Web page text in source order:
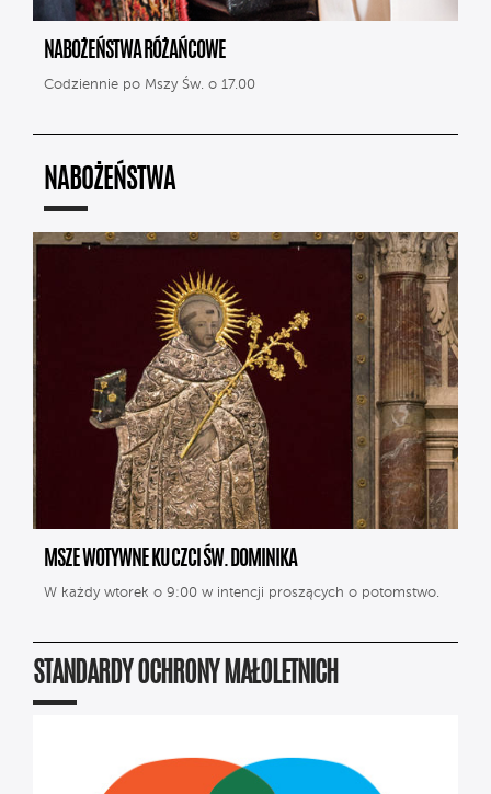
NABOŻEŃSTWA RÓŻAŃCOWE
Codziennie po Mszy Św. o 17.00
NABOŻEŃSTWA
MSZE WOTYWNE KU CZCI ŚW. DOMINIKA
W każdy wtorek o 9:00 w intencji proszących o potomstwo.
STANDARDY OCHRONY MAŁOLETNICH